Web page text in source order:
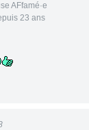
AFfamé·e
23 ans